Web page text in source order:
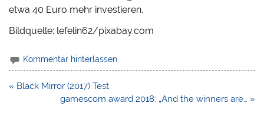
etwa 40 Euro mehr investieren.
Bildquelle: lefelin62/pixabay.com
Kommentar hinterlassen
Beitragsnavigation
« Black Mirror (2017) Test
gamescom award 2018: „And the winners are… »